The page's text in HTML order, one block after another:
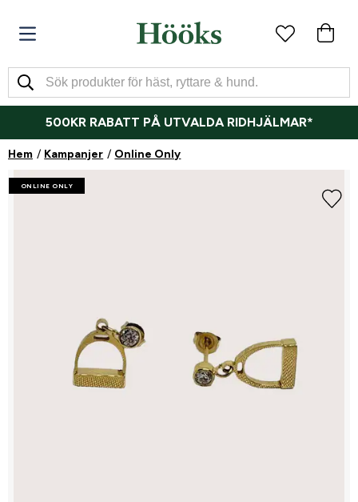
500KR RABATT PÅ UTVALDA RIDHJÄLMAR*
Hem Kampanjer Online Only
ONLINE ONLY